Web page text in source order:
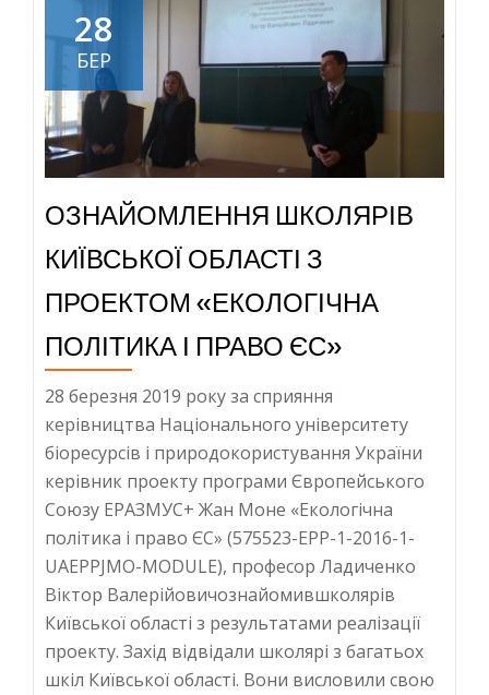
у
науково-
практичній
конференції
ЄВРОПЕЙСЬКІ
ВИМІРИ
СТАЛОГО
28
БЕР
ОЗНАЙОМЛЕННЯ ШКОЛЯРІВ
КИЇВСЬКОЇ ОБЛАСТІ З
ПРОЕКТОМ «ЕКОЛОГІЧНА
ПОЛІТИКА І ПРАВО ЄС»
28 березня 2019 року за сприяння
керівництва Національного університету
біоресурсів і природокористування України
керівник проекту програми Європейського
Союзу ЕРАЗМУС+ Жан Моне «Екологічна
політика і право ЄС» (575523-EPP-1-2016-1-
UAEPPJMO-MODULE), професор Ладиченко
Віктор Валерійовичознайомившколярів
Київської області з результатами реалізації
проекту. Захід відвідали школярі з багатьох
шкіл Київської області. Вони висловили свою